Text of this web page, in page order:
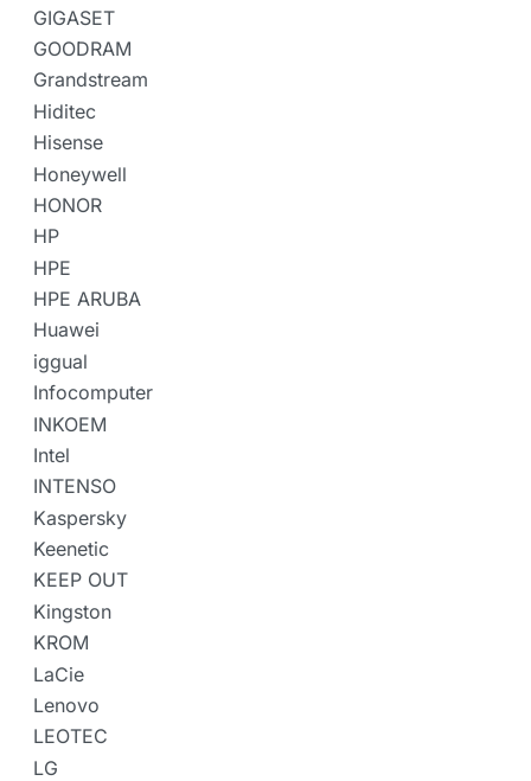
GIGASET
GOODRAM
Grandstream
Hiditec
Hisense
Honeywell
HONOR
HP
HPE
HPE ARUBA
Huawei
iggual
Infocomputer
INKOEM
Intel
INTENSO
Kaspersky
Keenetic
KEEP OUT
Kingston
KROM
LaCie
Lenovo
LEOTEC
LG